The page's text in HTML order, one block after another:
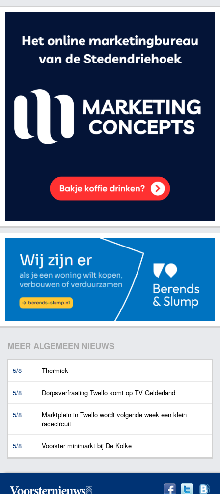
MEER ALGEMEEN NIEUWS
5/8 Thermiek
5/8 Dorpsverfraaiing Twello komt op TV Gelderland
5/8
Marktplein in Twello wordt volgende week een klein
racecircuit
5/8 Voorster minimarkt bij De Kolke